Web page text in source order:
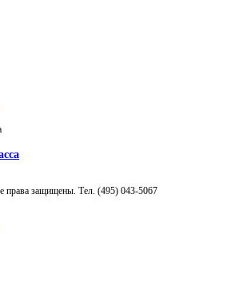
права защищены. Тел. (495) 043-5067